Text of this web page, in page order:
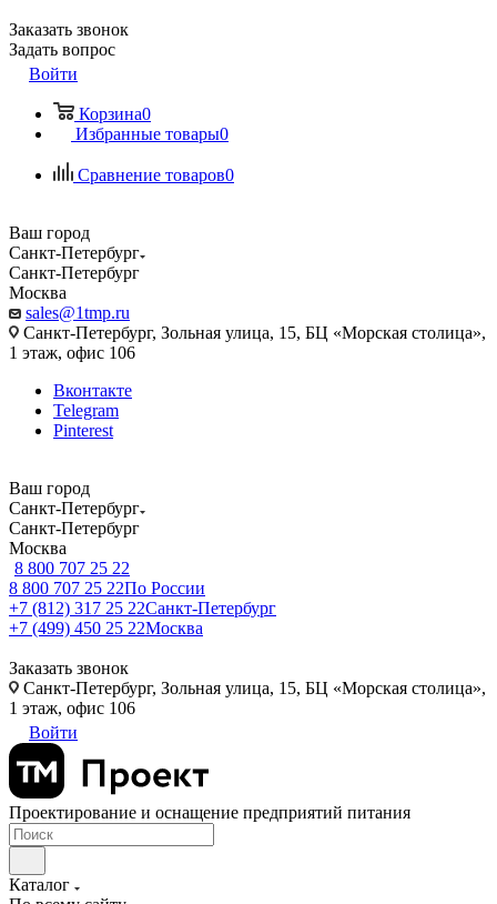
Заказать звонок
Задать вопрос
Войти
Корзина0
Избранные товары0
Сравнение товаров0
Ваш город
Санкт-Петербург
Санкт-Петербург
Москва
sales@1tmp.ru
Санкт-Петербург, Зольная улица, 15, БЦ «Морская столица»,
1 этаж, офис 106
Вконтакте
Telegram
Pinterest
Ваш город
Санкт-Петербург
Санкт-Петербург
Москва
8 800 707 25 22
8 800 707 25 22По России
+7 (812) 317 25 22Санкт-Петербург
+7 (499) 450 25 22Москва
Заказать звонок
Санкт-Петербург, Зольная улица, 15, БЦ «Морская столица»,
1 этаж, офис 106
Войти
Проектирование и оснащение предприятий питания
Каталог